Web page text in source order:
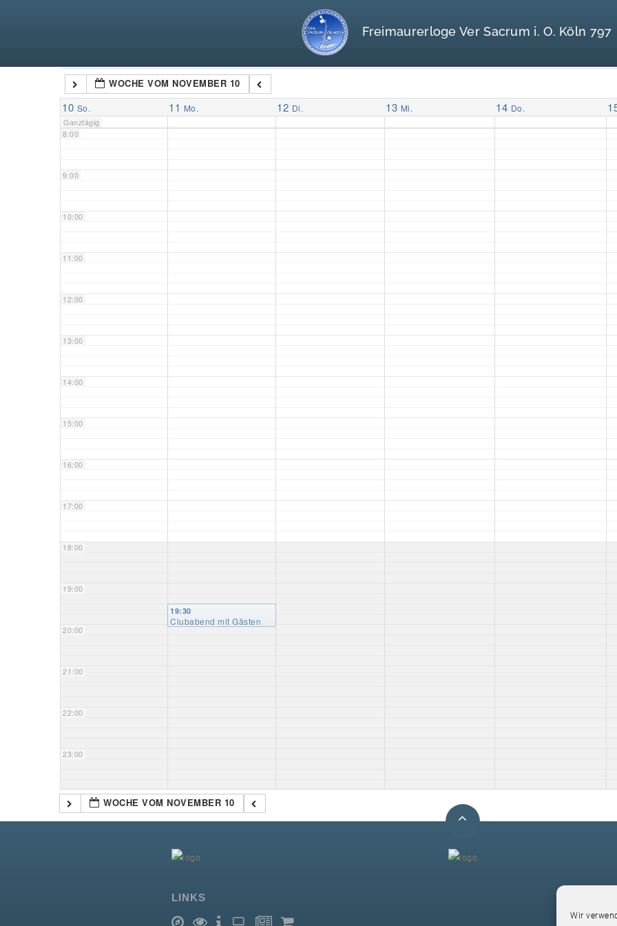
Wir
Freimaurerloge Ver Sacrum i. O. Köln 797
WOCHE VOM NOVEMBER 10
10 So. 11 Mo. 12 Di. 13 Mi. 14 Do.
Ganztägig
7:00
8:00
9:00
10:00
11:00
12:00
13:00
14:00
15:00
16:00
17:00
18:00
19:00
20:00
21:00
22:00
23:00
19:30
Clubabend mit Gästen
WOCHE VOM NOVEMBER 10
LINKS